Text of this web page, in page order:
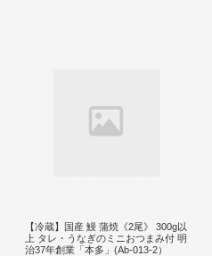
【冷蔵】国産 鰻 蒲焼《2尾》 300g以
上 タレ・うなぎのミニおつまみ付 明
治37年創業「本多」(Ab-013-2）